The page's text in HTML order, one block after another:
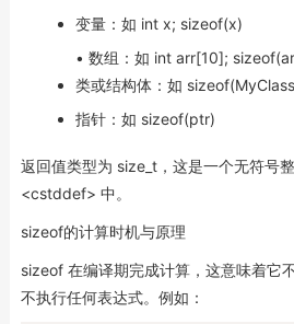
变量：如 int x; sizeof(x)
• 数组：如 int arr[10];
类或结构体：如
指针：如 sizeof(ptr)
返回值类型为 size_t，这是一个无符号
<cstddef> 中。
sizeof的计算时机与原理
sizeof 在编译期完成计算，这意味着它
不执行任何表达式。例如：